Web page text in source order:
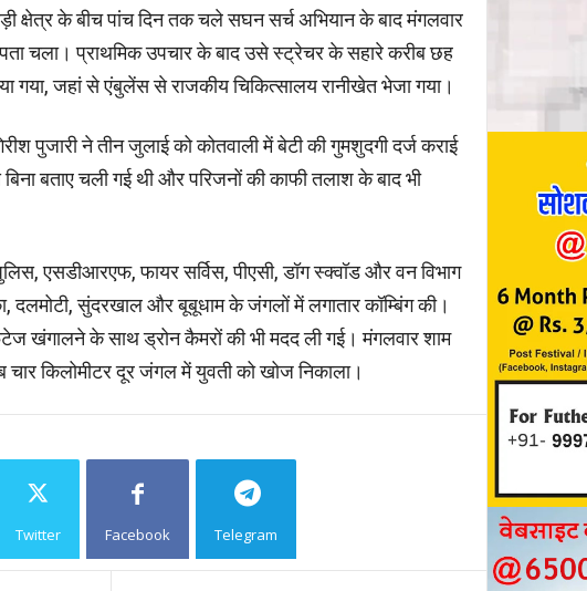
क्षेत्र के बीच पांच दिन तक चले सघन सर्च अभियान के बाद मंगलवार
चला। प्राथमिक उपचार के बाद उसे स्ट्रेचर के सहारे करीब छह
गया, जहां से एंबुलेंस से राजकीय चिकित्सालय रानीखेत भेजा गया।
पुजारी ने तीन जुलाई को कोतवाली में बेटी की गुमशुदगी दर्ज कराई
बताए चली गई थी और परिजनों की काफी तलाश के बाद भी
एसडीआरएफ, फायर सर्विस, पीएसी, डॉग स्क्वॉड और वन विभाग
दलमोटी, सुंदरखाल और बूबूधाम के जंगलों में लगातार कॉम्बिंग की।
खंगालने के साथ ड्रोन कैमरों की भी मदद ली गई। मंगलवार शाम
किलोमीटर दूर जंगल में युवती को खोज निकाला।
Twitter Facebook Telegram